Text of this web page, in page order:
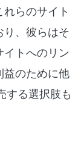
らのサイト
、彼らはそ
トへのリン
益のために他
する選択肢も